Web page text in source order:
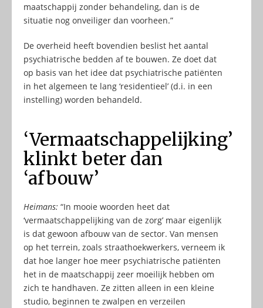
maatschappij zonder behandeling, dan is de
situatie nog onveiliger dan voorheen.”
De overheid heeft bovendien beslist het aantal
psychiatrische bedden af te bouwen. Ze doet dat
op basis van het idee dat psychiatrische patiënten
in het algemeen te lang ‘residentieel’ (d.i. in een
instelling) worden behandeld.
‘Vermaatschappelijking’
klinkt beter dan
‘afbouw’
Heimans: “In mooie woorden heet dat
‘vermaatschappelijking van de zorg’ maar eigenlijk
is dat gewoon afbouw van de sector. Van mensen
op het terrein, zoals straathoekwerkers, verneem ik
dat hoe langer hoe meer psychiatrische patiënten
het in de maatschappij zeer moeilijk hebben om
zich te handhaven. Ze zitten alleen in een kleine
studio, beginnen te zwalpen en verzeilen